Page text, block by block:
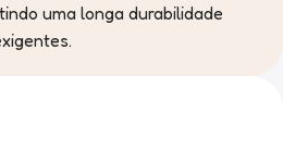
uma longa durabilidade